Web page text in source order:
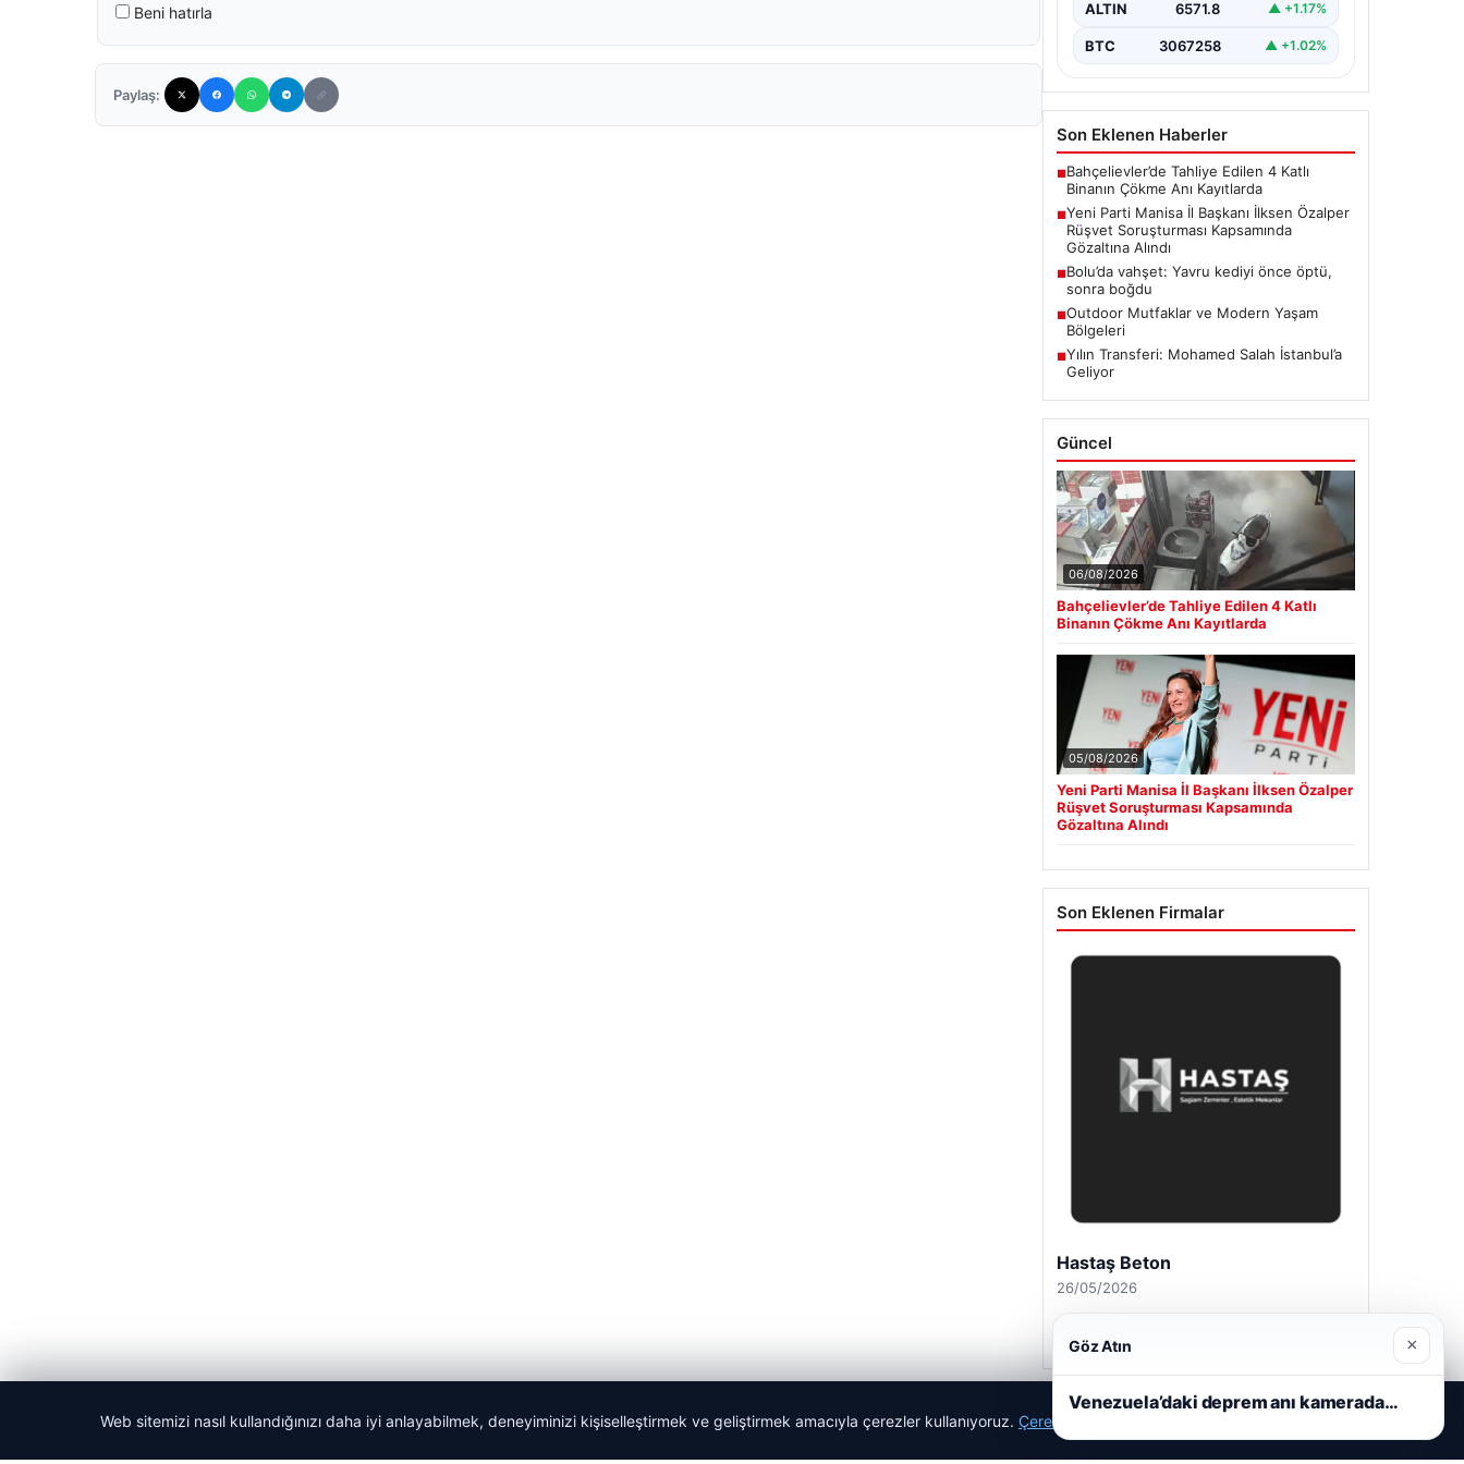
Beni hatırla
Paylaş:
rüşvet soruşturmasında dikkat
Manisa…
ALTIN 6571.8 ▲ +1.17%
BTC 3067258 ▲ +1.02%
Son Eklenen Haberler
■Bahçelievler’de Tahliye Edilen 4 Katlı
Binanın Çökme Anı Kayıtlarda
■Yeni Parti Manisa İl Başkanı İlksen Özalper
Rüşvet Soruşturması Kapsamında
Gözaltına Alındı
■Bolu’da vahşet: Yavru kediyi önce öptü,
sonra boğdu
■Outdoor Mutfaklar ve Modern Yaşam
Bölgeleri
■Yılın Transferi: Mohamed Salah İstanbul’a
Geliyor
Güncel
06/08/2026
Bahçelievler’de Tahliye Edilen 4 Katlı
Binanın Çökme Anı Kayıtlarda
05/08/2026
Yeni Parti Manisa İl Başkanı İlksen Özalper
Rüşvet Soruşturması Kapsamında
Gözaltına Alındı
Son Eklenen Firmalar
Prenses Night Club
29/04/2026
© 2026 Dikey Haber
Web sitemizi nasıl kullandığınızı daha iyi anlayabilmek, deneyiminizi kişiselleştirmek ve geliştirmek amacıyla çerezler kullanıyoruz. Çerez Politikamız
Göz Atın ×
Venezuela’daki deprem anı kamerada…